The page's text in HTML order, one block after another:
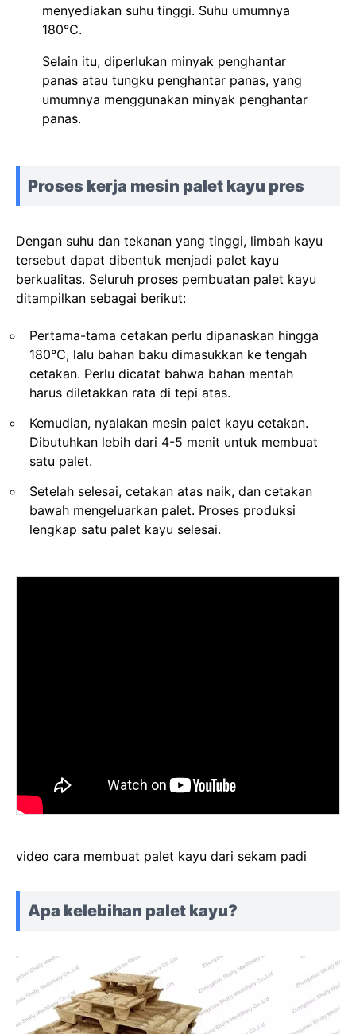
menyediakan suhu tinggi. Suhu umumnya
180℃.
Selain itu, diperlukan minyak penghantar
panas atau tungku penghantar panas, yang
umumnya menggunakan minyak penghantar
panas.
Proses kerja mesin palet kayu pres
Dengan suhu dan tekanan yang tinggi, limbah kayu
tersebut dapat dibentuk menjadi palet kayu
berkualitas. Seluruh proses pembuatan palet kayu
ditampilkan sebagai berikut:
Pertama-tama cetakan perlu dipanaskan hingga
180℃, lalu bahan baku dimasukkan ke tengah
cetakan. Perlu dicatat bahwa bahan mentah
harus diletakkan rata di tepi atas.
Kemudian, nyalakan mesin palet kayu cetakan.
Dibutuhkan lebih dari 4-5 menit untuk membuat
satu palet.
Setelah selesai, cetakan atas naik, dan cetakan
bawah mengeluarkan palet. Proses produksi
lengkap satu palet kayu selesai.
video cara membuat palet kayu dari sekam padi
Apa kelebihan palet kayu?